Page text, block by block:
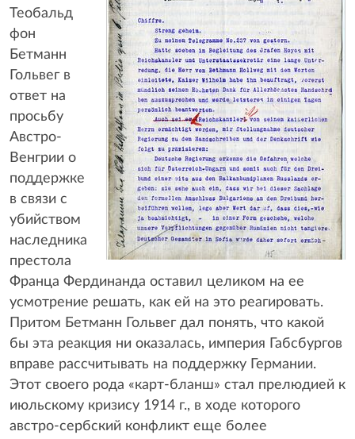
Теобальд
фон
Бетманн
Гольвег в
ответ на
просьбу
Австро-
Венгрии о
поддержке
в связи с
убийством
наследника
престола
Франца Фердинанда оставил целиком на ее
усмотрение решать, как ей на это реагировать.
Притом Бетманн Гольвег дал понять, что какой
бы эта реакция ни оказалась, империя Габсбургов
вправе рассчитывать на поддержку Германии.
Этот своего рода «карт-бланш» стал прелюдией к
июльскому кризису 1914 г., в ходе которого
австро-сербский конфликт еще более